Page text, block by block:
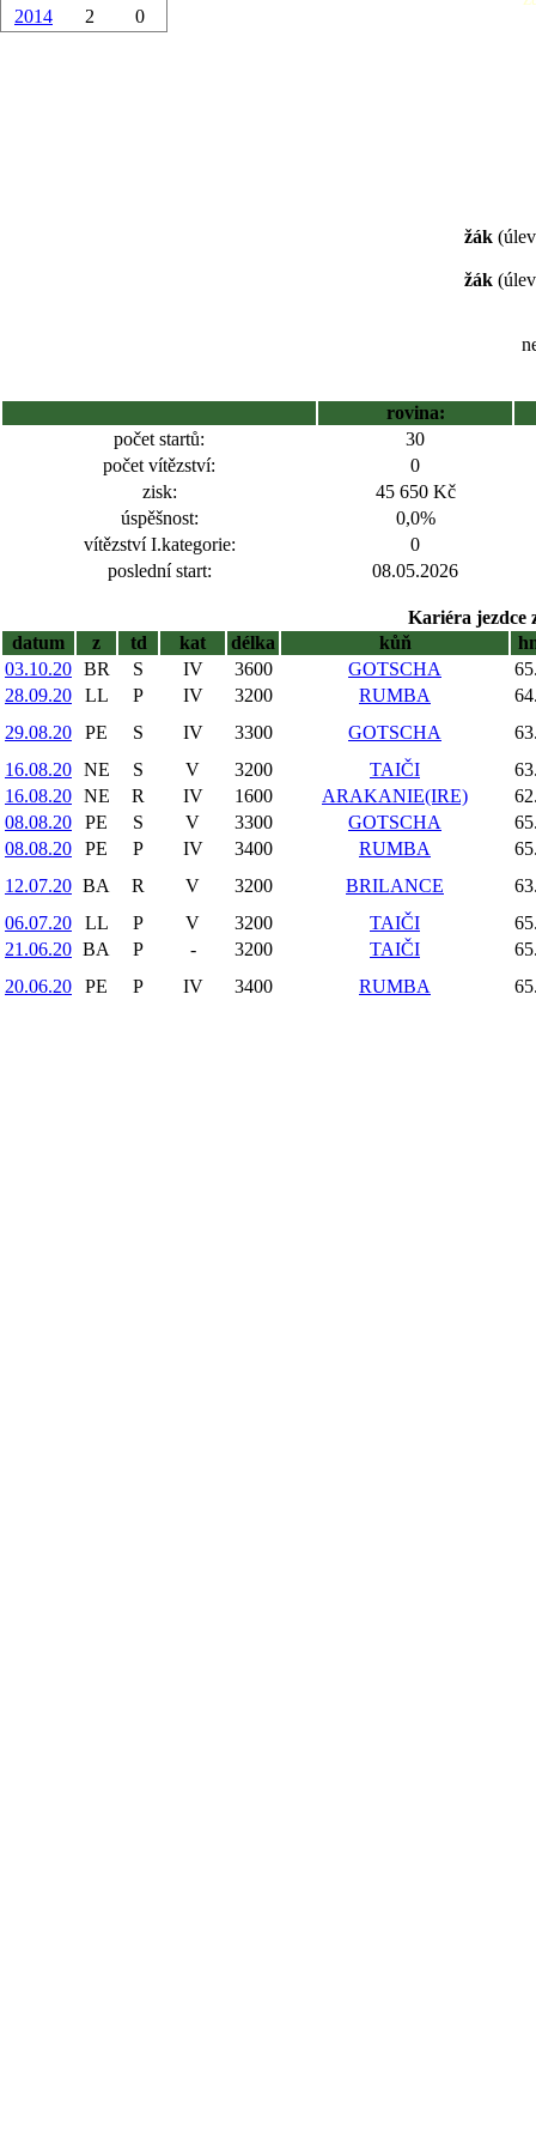
2014
2 0
žák
žák
rovina:
počet startů:
30
počet vítězství:
0
zisk:
45 650 Kč
úspěšnost:
0,0%
vítězství I.kategorie:
0
poslední start:
08.05.2026
Kariéra jezdce
datum
z td kat délka kůň
03.10.20 BR S IV 3600 GOTSCHA
28.09.20
LL P IV 3200 RUMBA
29.08.20
PE S IV 3300 GOTSCHA
16.08.20 NE S V 3200 TAIČI
16.08.20 NE R IV 1600 ARAKANIE(IRE)
08.08.20
PE S V 3300 GOTSCHA
08.08.20
PE P IV 3400 RUMBA
12.07.20 BA R V 3200 BRILANCE
06.07.20
LL P V 3200 TAIČI
21.06.20 BA P - 3200 TAIČI
20.06.20
PE P IV 3400 RUMBA